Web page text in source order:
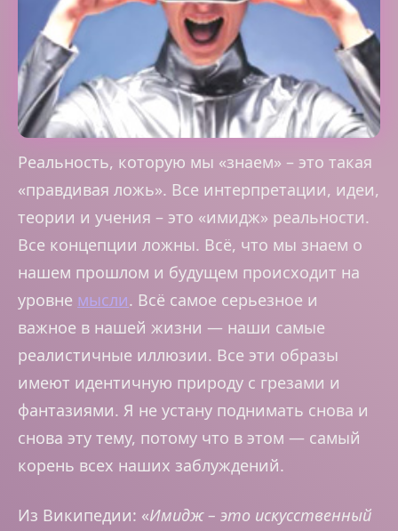
Реальность, которую мы «знаем» – это такая
«правдивая ложь». Все интерпретации, идеи,
теории и учения – это «имидж» реальности.
Все концепции ложны. Всё, что мы знаем о
нашем прошлом и будущем происходит на
уровне мысли. Всё самое серьезное и
важное в нашей жизни — наши самые
реалистичные иллюзии. Все эти образы
имеют идентичную природу с грезами и
фантазиями. Я не устану поднимать снова и
снова эту тему, потому что в этом — самый
корень всех наших заблуждений.
Из Википедии: «Имидж – это искусственный